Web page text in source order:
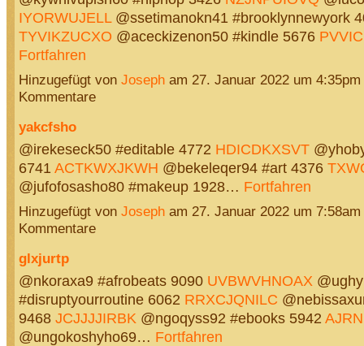
IYORWUJELL@ssetimanokn41 #brooklynnewyork
TYVIKZUCXO @aceckizenon50 #kindle 5676
Fortfahren
Hinzugefügt von Josepham 27. Januar 2022 um
Kommentare
yakcfsho
@irekeseck50 #editable 4772 HDICDKXSVT
6741 ACTKWXJKWH @bekeleqer94 #art 4376
@jufofosasho80 #makeup 1928… Fortfahren
Hinzugefügt von Josepham 27. Januar 2022 um
Kommentare
glxjurtp
@nkoraxa9 #afrobeats 9090 UVBWVHNOAX
#disruptyourroutine 6062 RRXCJQNILC
9468 JCJJJJIRBK @ngoqyss92 #ebooks 5942
@ungokoshyho69… Fortfahren